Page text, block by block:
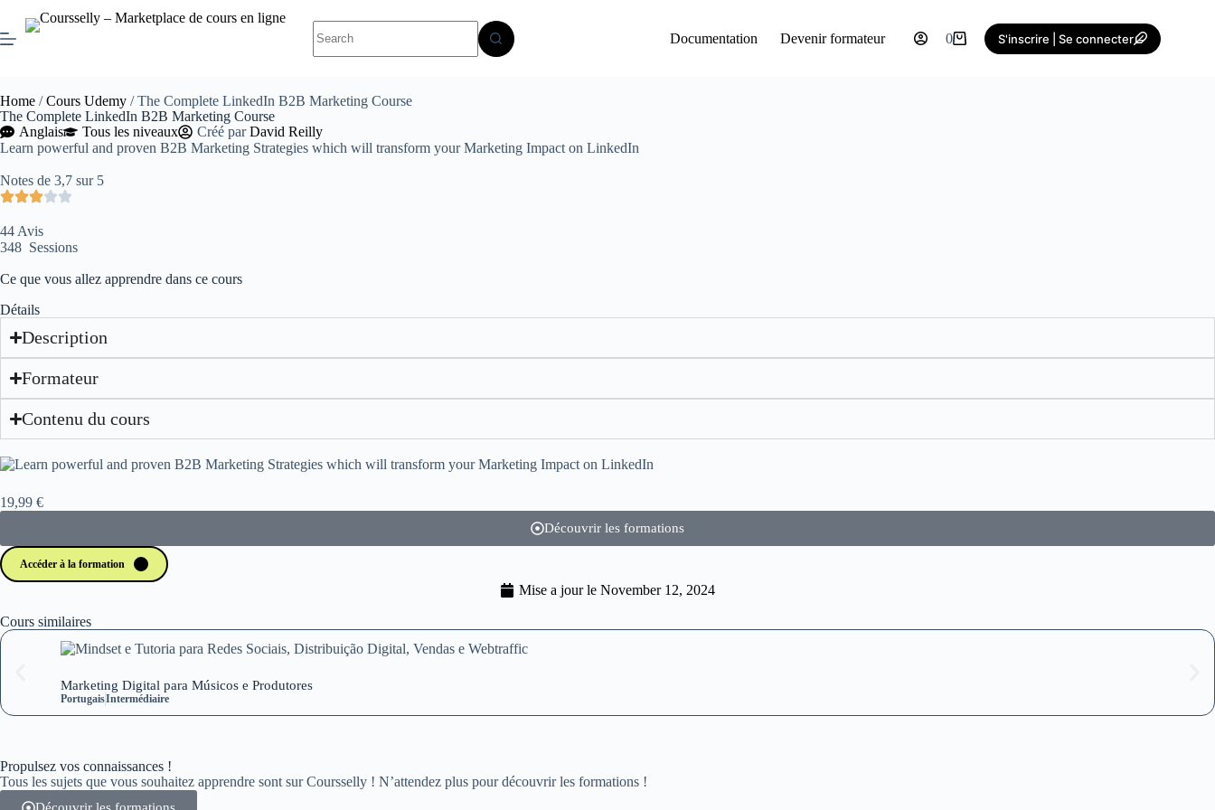
Documentation Devenir formateur 0 S'inscrire | Se connecter
Home /Cours Udemy / The Complete LinkedIn B2B Marketing Course
The Complete LinkedIn B2B Marketing Course
Anglais
Tous les niveaux Créé parDavid Reilly
Learn powerful and proven B2B Marketing Strategies which will transform your Marketing Impact on LinkedIn
Notes de 3,7 sur 5
44 Avis
348 Sessions
Ce que vous allez apprendre dans ce cours
Détails
Description
Formateur
Contenu du cours
19,99 €
Découvrir les formations
Accéder à la formation
Mise a jour le November 12, 2024
Cours similaires
Marketing Digital para Músicos e Produtores
PortugaisIntermédiaire
Propulsez vos connaissances !
Tous les sujets que vous souhaitez apprendre sont sur Coursselly ! N’attendez plus pour découvrir les formations !
Découvrir les formations